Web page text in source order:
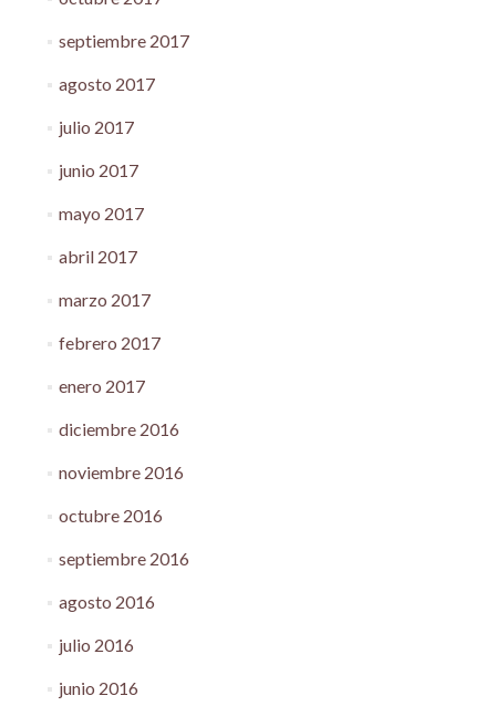
septiembre 2017
agosto 2017
julio 2017
junio 2017
mayo 2017
abril 2017
marzo 2017
febrero 2017
enero 2017
diciembre 2016
noviembre 2016
octubre 2016
septiembre 2016
agosto 2016
julio 2016
junio 2016